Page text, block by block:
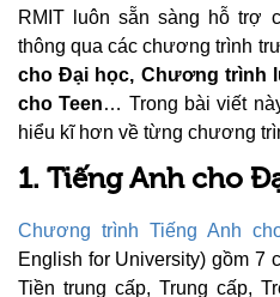
RMIT luôn sẵn sàng hỗ trợ
thông qua các chương trình
cho Đại học, Chương trình
cho Teen… Trong bài viết
hiểu kĩ hơn về từng chương
1. Tiếng Anh cho
Chương trình Tiếng Anh
English for University) gồm 7
Tiền trung cấp, Trung cấp,